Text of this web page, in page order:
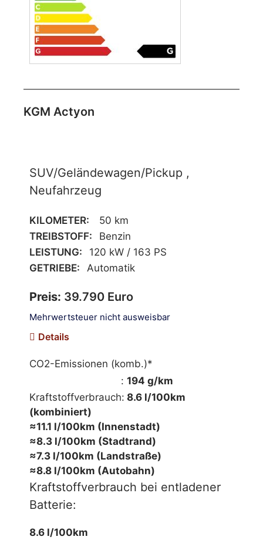
KGM Actyon
SUV/Geländewagen/Pickup ,
Neufahrzeug
KILOMETER:
50 km
TREIBSTOFF: Benzin
LEISTUNG: 120 kW / 163 PS
GETRIEBE: Automatik
Preis: 39.790 Euro
Mehrwertsteuer nicht ausweisbar
Details
CO2-Emissionen (komb.)*
: 194 g/km
Kraftstoffverbrauch: 8.6 l/100km
(kombiniert)
≈11.1 l/100km (Innenstadt)
≈8.3 l/100km (Stadtrand)
≈7.3 l/100km (Landstraße)
≈8.8 l/100km (Autobahn)
Kraftstoffverbrauch bei entladener
Batterie:
8.6 l/100km